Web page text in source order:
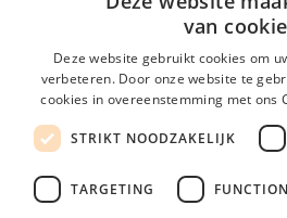
Wachtwoord
login gegevens onthouden
login
van
Deze website gebruikt cookies om
verbeteren. Door onze website te
cookies in overeenstemming met ons
STRIKT NOODZAKELIJK
TARGETING